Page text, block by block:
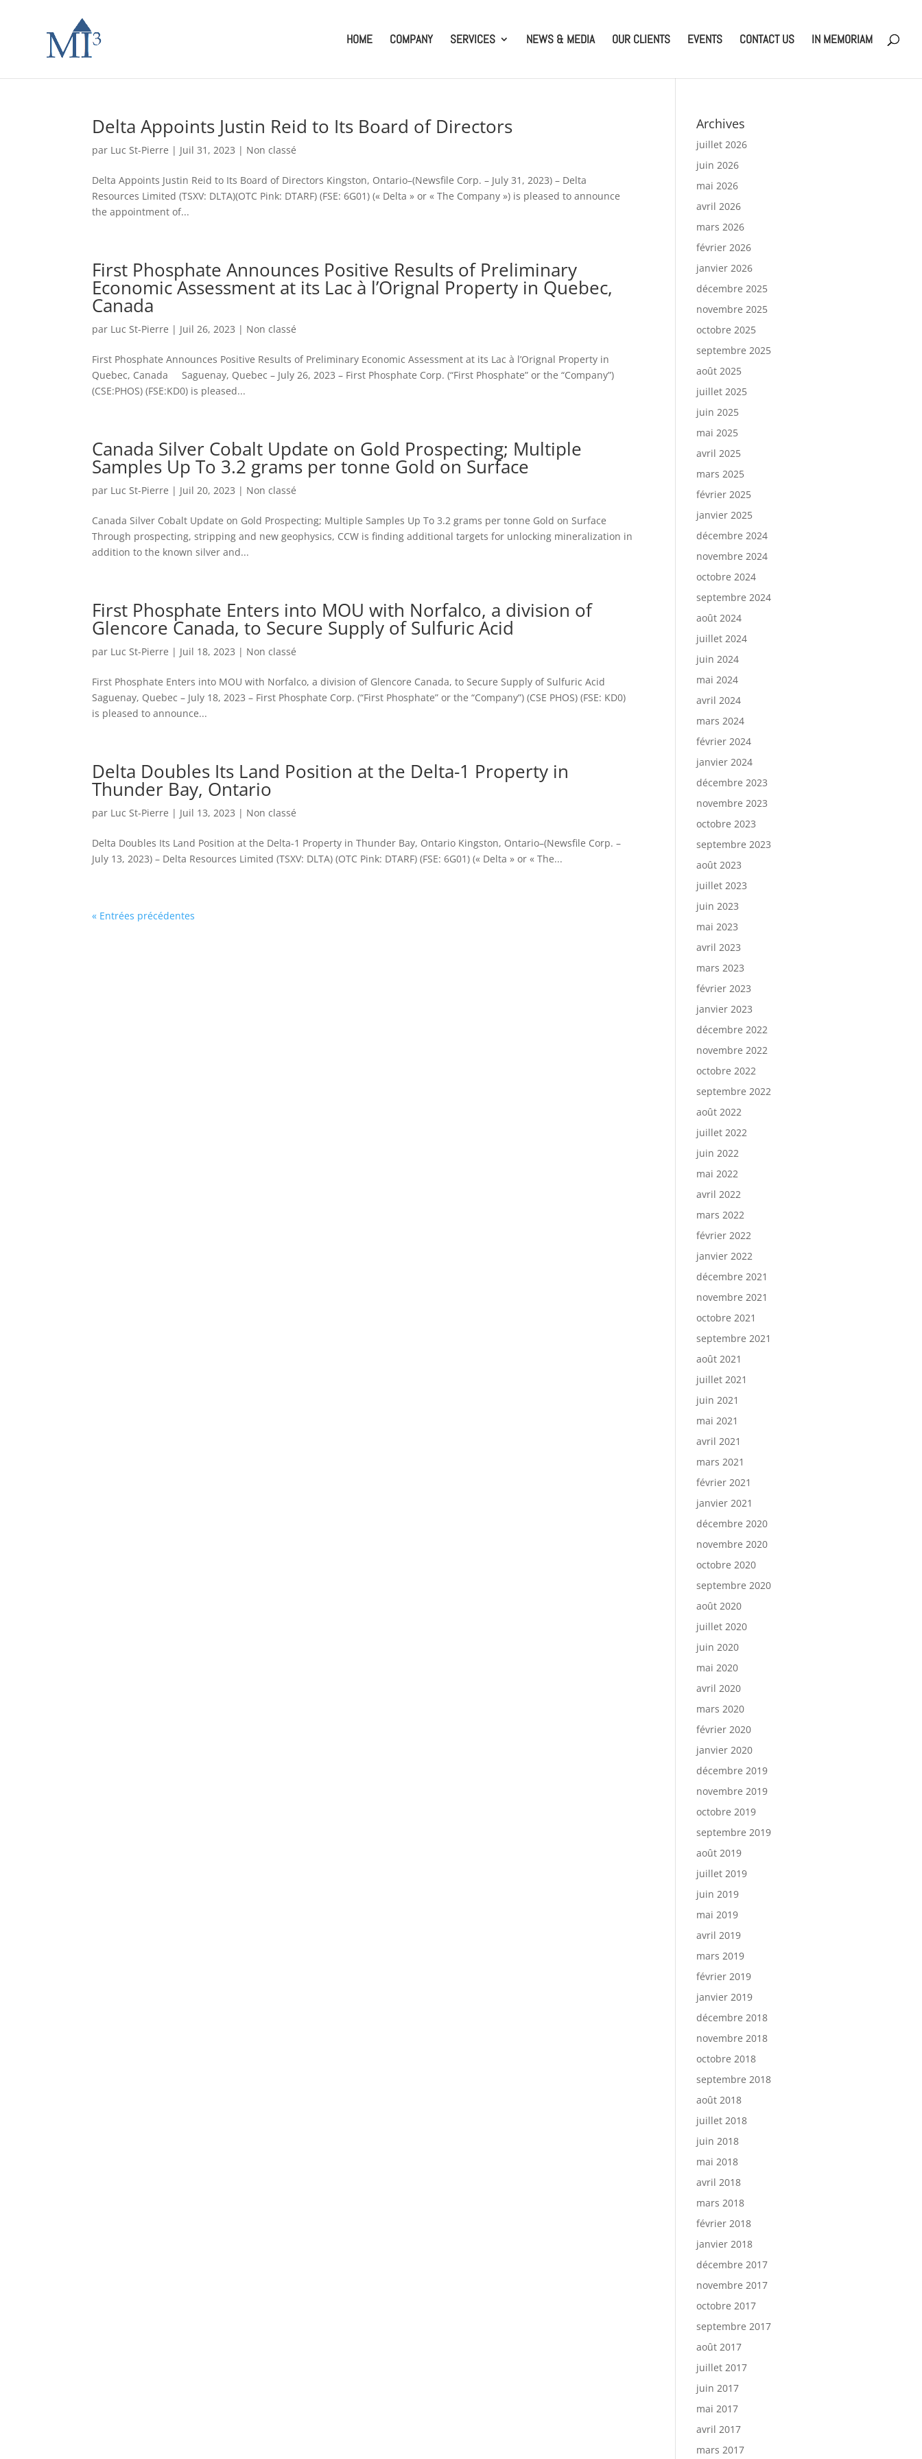
HOME COMPANY SERVICES NEWS & MEDIA OUR CLIENTS EVENTS CONTACT US IN MEMORIAM
Delta Appoints Justin Reid to Its Board of Directors
par Luc St-Pierre | Juil 31, 2023 | Non classé
Delta Appoints Justin Reid to Its Board of Directors Kingston, Ontario–(Newsfile Corp. – July 31, 2023) – Delta
Resources Limited (TSXV: DLTA)(OTC Pink: DTARF) (FSE: 6G01) (« Delta » or « The Company ») is pleased to announce
the appointment of...
First Phosphate Announces Positive Results of Preliminary
Economic Assessment at its Lac à l’Orignal Property in Quebec,
Canada
par Luc St-Pierre | Juil 26, 2023 | Non classé
First Phosphate Announces Positive Results of Preliminary Economic Assessment at its Lac à l’Orignal Property in
Quebec, Canada Saguenay, Quebec – July 26, 2023 – First Phosphate Corp. (“First Phosphate” or the “Company”)
(CSE:PHOS) (FSE:KD0) is pleased...
Canada Silver Cobalt Update on Gold Prospecting; Multiple
Samples Up To 3.2 grams per tonne Gold on Surface
par Luc St-Pierre | Juil 20, 2023 | Non classé
Canada Silver Cobalt Update on Gold Prospecting; Multiple Samples Up To 3.2 grams per tonne Gold on Surface
Through prospecting, stripping and new geophysics, CCW is finding additional targets for unlocking mineralization in
addition to the known silver and...
First Phosphate Enters into MOU with Norfalco, a division of
Glencore Canada, to Secure Supply of Sulfuric Acid
par Luc St-Pierre | Juil 18, 2023 | Non classé
First Phosphate Enters into MOU with Norfalco, a division of Glencore Canada, to Secure Supply of Sulfuric Acid
Saguenay, Quebec – July 18, 2023 – First Phosphate Corp. (“First Phosphate” or the “Company”) (CSE PHOS) (FSE: KD0)
is pleased to announce...
Delta Doubles Its Land Position at the Delta-1 Property in
Thunder Bay, Ontario
par Luc St-Pierre | Juil 13, 2023 | Non classé
Delta Doubles Its Land Position at the Delta-1 Property in Thunder Bay, Ontario Kingston, Ontario–(Newsfile Corp. –
July 13, 2023) – Delta Resources Limited (TSXV: DLTA) (OTC Pink: DTARF) (FSE: 6G01) (« Delta » or « The...
« Entrées précédentes
Archives
juillet 2026
juin 2026
mai 2026
avril 2026
mars 2026
février 2026
janvier 2026
décembre 2025
novembre 2025
octobre 2025
septembre 2025
août 2025
juillet 2025
juin 2025
mai 2025
avril 2025
mars 2025
février 2025
janvier 2025
décembre 2024
novembre 2024
octobre 2024
septembre 2024
août 2024
juillet 2024
juin 2024
mai 2024
avril 2024
mars 2024
février 2024
janvier 2024
décembre 2023
novembre 2023
octobre 2023
septembre 2023
août 2023
juillet 2023
juin 2023
mai 2023
avril 2023
mars 2023
février 2023
janvier 2023
décembre 2022
novembre 2022
octobre 2022
septembre 2022
août 2022
juillet 2022
juin 2022
mai 2022
avril 2022
mars 2022
février 2022
janvier 2022
décembre 2021
novembre 2021
octobre 2021
septembre 2021
août 2021
juillet 2021
juin 2021
mai 2021
avril 2021
mars 2021
février 2021
janvier 2021
décembre 2020
novembre 2020
octobre 2020
septembre 2020
août 2020
juillet 2020
juin 2020
mai 2020
avril 2020
mars 2020
février 2020
janvier 2020
décembre 2019
novembre 2019
octobre 2019
septembre 2019
août 2019
juillet 2019
juin 2019
mai 2019
avril 2019
mars 2019
février 2019
janvier 2019
décembre 2018
novembre 2018
octobre 2018
septembre 2018
août 2018
juillet 2018
juin 2018
mai 2018
avril 2018
mars 2018
février 2018
janvier 2018
décembre 2017
novembre 2017
octobre 2017
septembre 2017
août 2017
juillet 2017
juin 2017
mai 2017
avril 2017
mars 2017